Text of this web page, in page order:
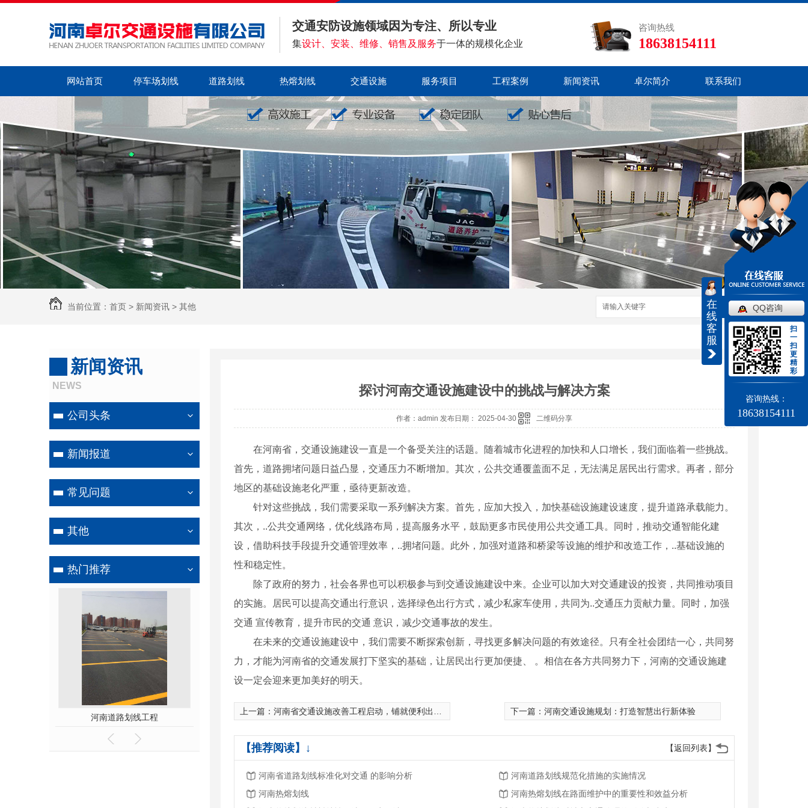
交通安防设施领域因为专注、所以专业
集设计、安装、维修、销售及服务于一体的规模化企业
咨询热线
18638154111
网站首页 停车场划线 道路划线 热熔划线 交通设施 服务项目 工程案例 新闻资讯 卓尔简介 联系我们
当前位置： 首页 > 新闻资讯 > 其他 搜索
新闻资讯
NEWS
公司头条
新闻报道
常见问题
其他
热门推荐
河南热熔划线施工 河南交通设施价格
探讨河南交通设施建设中的挑战与解决方案
作者：admin 发布日期： 2025-04-30 二维码分享
在河南省，交通设施建设一直是一个备受关注的话题。随着城市化进程的加快和人口增长，我们面临着一些挑战。
首先，道路拥堵问题日益凸显，交通压力不断增加。其次，公共交通覆盖面不足，无法满足居民出行需求。再者，部分
地区的基础设施老化严重，亟待更新改造。
针对这些挑战，我们需要采取一系列解决方案。首先，应加大投入，加快基础设施建设速度，提升道路承载能力。
其次，..公共交通网络，优化线路布局，提高服务水平，鼓励更多市民使用公共交通工具。同时，推动交通智能化建
设，借助科技手段提升交通管理效率，..拥堵问题。此外，加强对道路和桥梁等设施的维护和改造工作，..基础设施的
性和稳定性。
除了政府的努力，社会各界也可以积极参与到交通设施建设中来。企业可以加大对交通建设的投资，共同推动项目
的实施。居民可以提高交通出行意识，选择绿色出行方式，减少私家车使用，共同为..交通压力贡献力量。同时，加强
交通 宣传教育，提升市民的交通 意识，减少交通事故的发生。
在未来的交通设施建设中，我们需要不断探索创新，寻找更多解决问题的有效途径。只有全社会团结一心，共同努
力，才能为河南省的交通发展打下坚实的基础，让居民出行更加便捷、 。相信在各方共同努力下，河南的交通设施建
设一定会迎来更加美好的明天。
上一篇： 河南省交通设施改善工程启动，铺就便利出行之路 下一篇： 河南交通设施规划：打造智慧出行新体验
【返回列表】
【推荐阅读】↓
河南省道路划线标准化对交通 的影响分析
河南道路划线规范化措施的实施情况
河南热熔划线
河南热熔划线在路面维护中的重要性和效益分析
在
线
客
服
QQ咨询
扫
一
扫
更
精
彩
咨询热线：
18638154111